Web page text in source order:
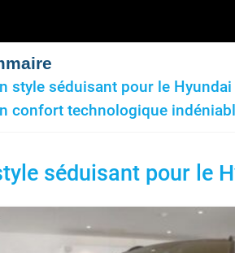
style séduisant pour le
confort technologique
séduisant pour le